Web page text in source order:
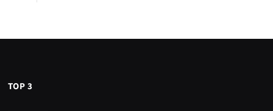
TOP 3